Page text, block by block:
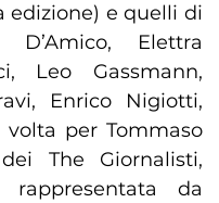
edizione) e quelli di
D’Amico, Elettra
Leo Gassmann,
Enrico Nigiotti,
volta per Tommaso
The Giornalisti,
da